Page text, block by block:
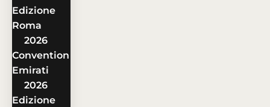
Edizione
Roma
2026
Convention
Emirati
2026
Edizione